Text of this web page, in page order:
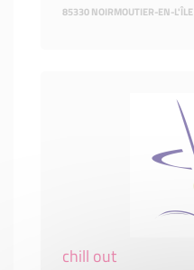
85330 NOIRMOUTIER-EN-L'ÎLE
chill out